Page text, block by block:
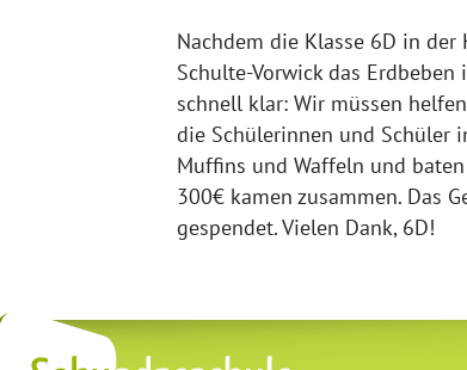
Nachdem die Klasse 6D in
Schulte-Vorwick das
schnell klar: Wir müssen
die Schülerinnen und Schüler
Muffins und Waffeln und
300€ kamen zusammen. Das
gespendet. Vielen Dank, 6D!